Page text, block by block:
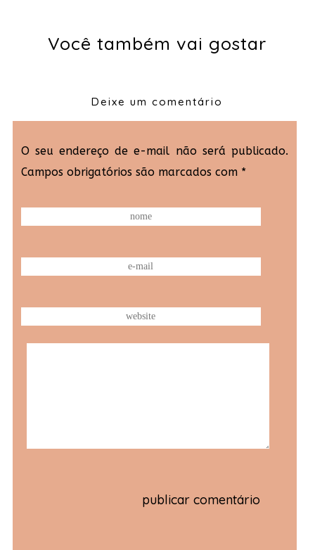
Você também vai gostar
Deixe um comentário
O seu endereço de e-mail não será publicado.
Campos obrigatórios são marcados com *